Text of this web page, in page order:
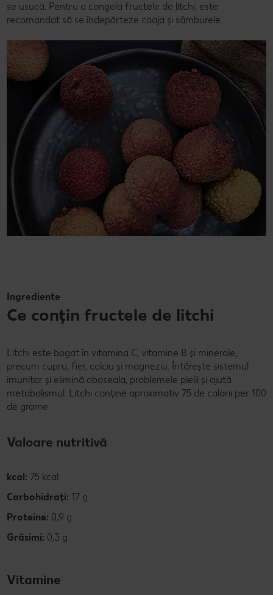
se usucă. Pentru a congela fructele de litchi, este
recomandat să se îndepărteze coaja și sâmburele.
Ingrediente
Ce conțin fructele de litchi
Litchi este bogat în vitamina C, vitamine B și minerale,
precum cupru, fier, calciu și magneziu. Întărește sistemul
imunitar și elimină oboseala, problemele pielii și ajută
metabolismul. Litchi conține aproximativ 75 de calorii per 100
de grame.
Valoare nutritivă
kcal: 75 kcal
Carbohidrați: 17 g
Proteine: 0,9 g
Grăsimi: 0,3 g
Vitamine